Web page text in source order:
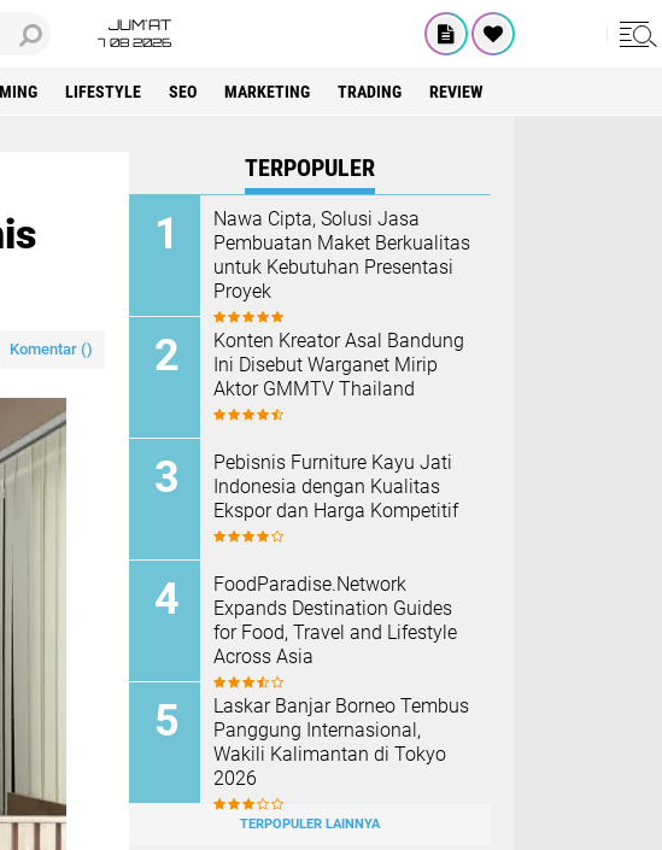
JUM'AT
7 08 2026
LIFESTYLE SEO MARKETING TRADING REVIEW
Komentar ()
TERPOPULER
Nawa Cipta, Solusi Jasa
Pembuatan Maket Berkualitas
untuk Kebutuhan Presentasi
Proyek
Konten Kreator Asal Bandung
Ini Disebut Warganet Mirip
Aktor GMMTV Thailand
Pebisnis Furniture Kayu Jati
Indonesia dengan Kualitas
Ekspor dan Harga Kompetitif
FoodParadise.Network
Expands Destination Guides
for Food, Travel and Lifestyle
Across Asia
Laskar Banjar Borneo Tembus
Panggung Internasional,
Wakili Kalimantan di Tokyo
2026
TERPOPULER LAINNYA